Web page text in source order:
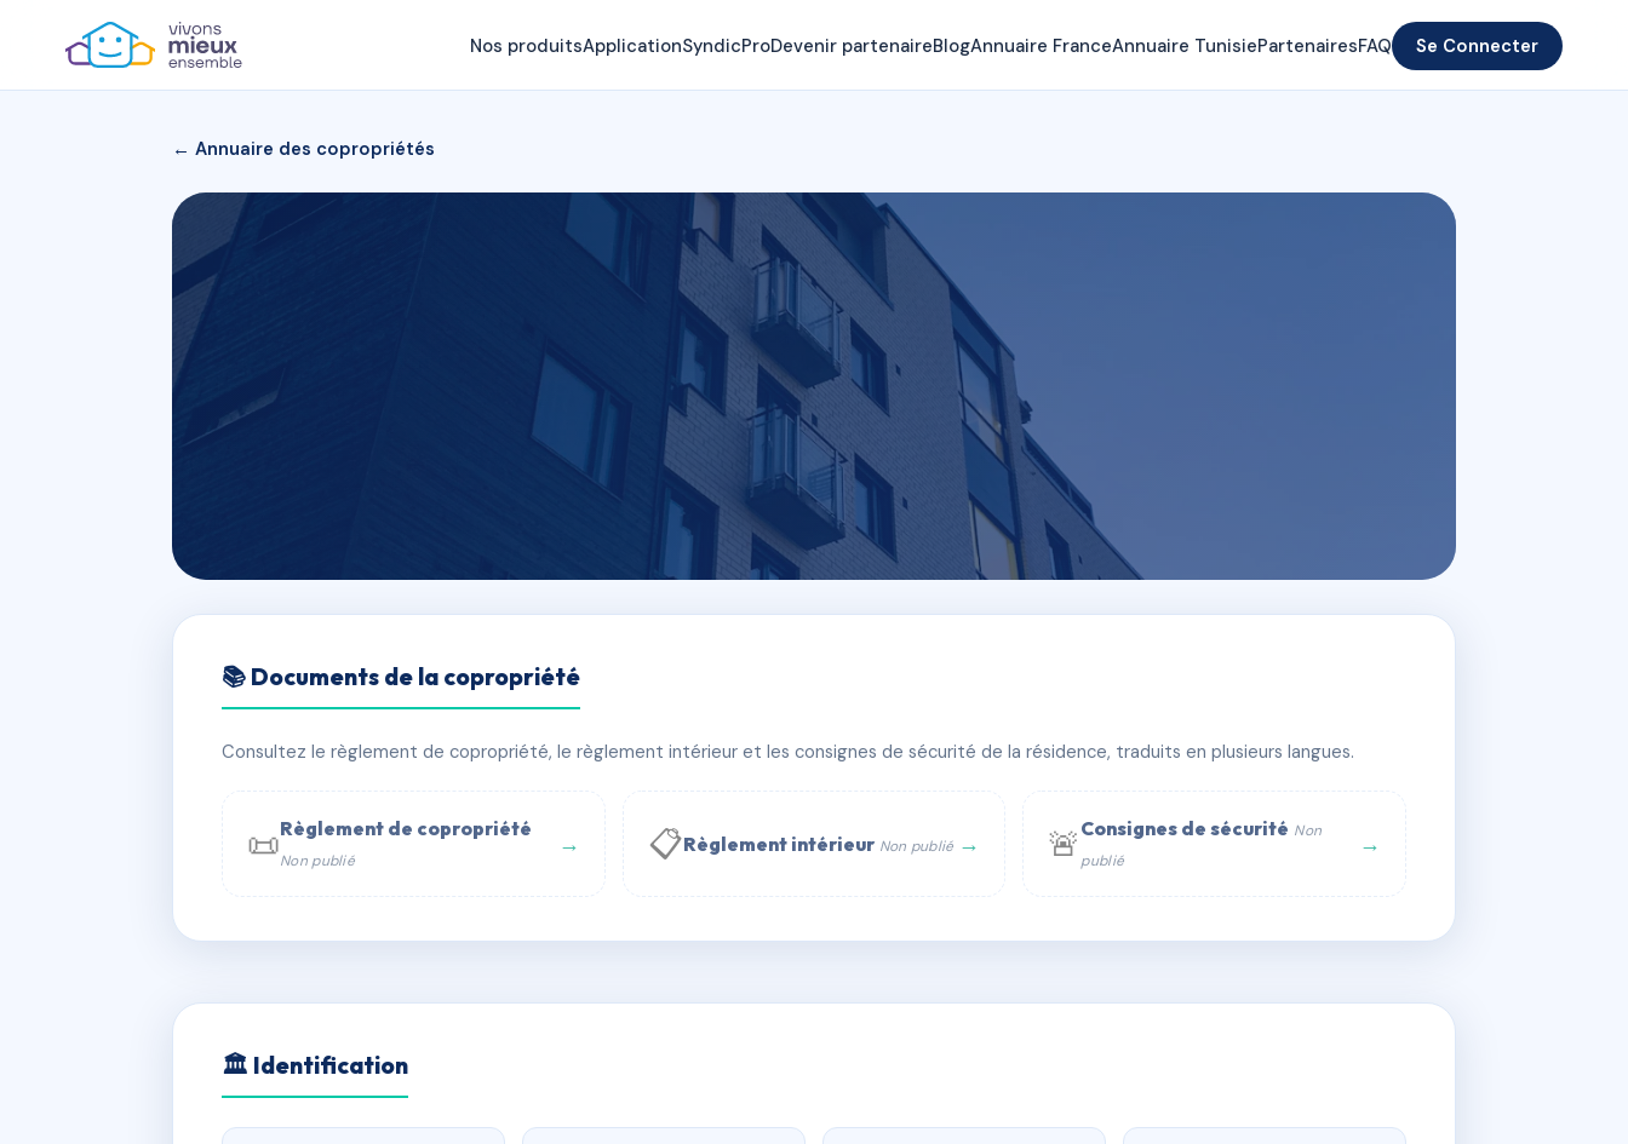
Nos produitsApplicationSyndicProDevenir partenaireBlogAnnuaire FranceAnnuaire TunisiePartenairesFAQ Se Connecter
← Annuaire des copropriétés
Le Privilège Molière
📍 66 r moliere 69003 Lyon
📞 Contacter Syndic Digital 💬 WhatsApp
📚 Documents de la copropriété
Consultez le règlement de copropriété, le règlement intérieur et les consignes de sécurité de la résidence, traduits en plusieurs langues.
📜Règlement de copropriété
Non publié
→ 📋Règlement intérieur Non publié → 🚨 Consignes de sécurité Non
publié
→
AC6473136 🇫🇷
🏛 Identification